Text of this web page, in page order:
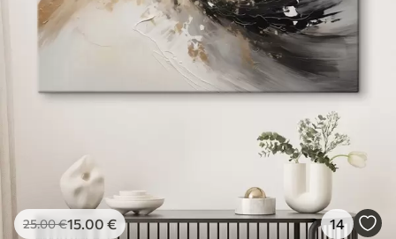
25.00€15.00 € 14